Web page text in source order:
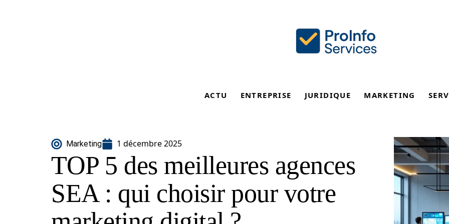
ACTU ENTREPRISE JURIDIQUE MARKETING
Marketing 1 décembre 2025
TOP 5 des meilleures agences
SEA : qui choisir pour votre